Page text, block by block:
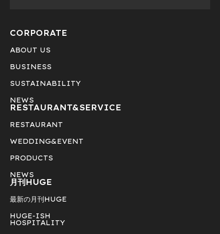
CORPORATE
ABOUT US
BUSINESS
SUSTAINABILITY
NEWS
RESTAURANT&SERVICE
RESTAURANT
WEDDING&EVENT
PRODUCTS
NEWS
月刊HUGE
最新の月刊HUGE
HUGE-ISH
HOSPITALITY